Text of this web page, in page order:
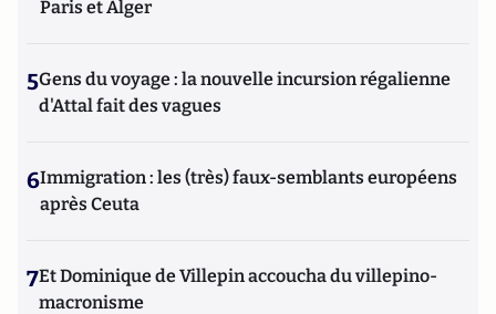
Paris et Alger
5Gens du voyage : la nouvelle incursion régalienne
d'Attal fait des vagues
6Immigration : les (très) faux-semblants européens
après Ceuta
7Et Dominique de Villepin accoucha du villepino-
macronisme